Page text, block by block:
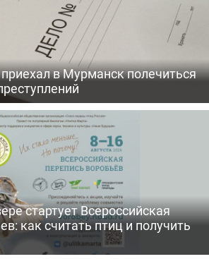
в Мурманск полечиться
стартует Всероссийская
как считать птиц и получить